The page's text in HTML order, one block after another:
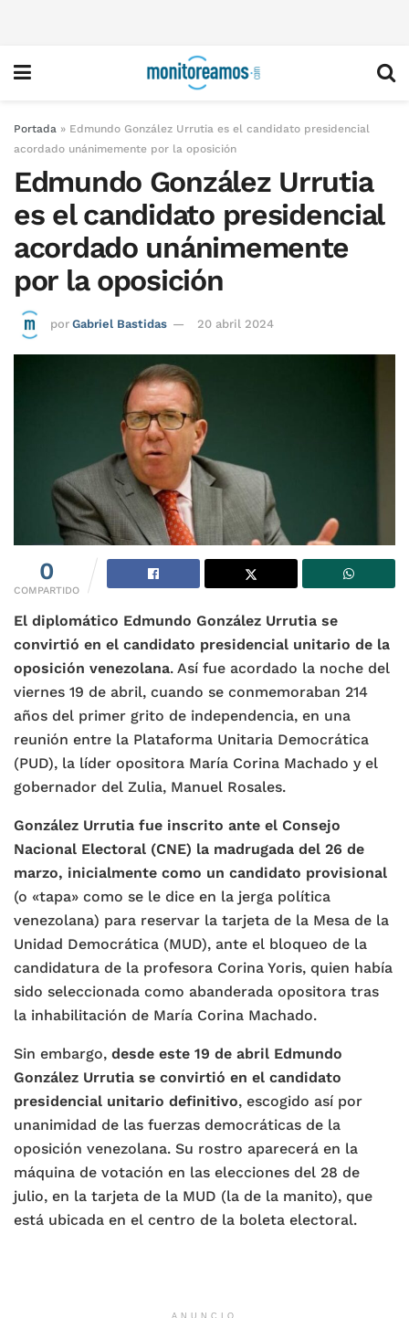
Portada » Edmundo González Urrutia es el candidato presidencial
acordado unánimemente por la oposición
Edmundo González Urrutia
es el candidato presidencial
acordado unánimemente
por la oposición
por Gabriel Bastidas 20 abril 2024
0
COMPARTIDO
El diplomático Edmundo González Urrutia se
convirtió en el candidato presidencial unitario de la
oposición venezolana. Así fue acordado la noche del
viernes 19 de abril, cuando se conmemoraban 214
años del primer grito de independencia, en una
reunión entre la Plataforma Unitaria Democrática
(PUD), la líder opositora María Corina Machado y el
gobernador del Zulia, Manuel Rosales.
González Urrutia fue inscrito ante el Consejo
Nacional Electoral (CNE) la madrugada del 26 de
marzo, inicialmente como un candidato provisional
(o «tapa» como se le dice en la jerga política
venezolana) para reservar la tarjeta de la Mesa de la
Unidad Democrática (MUD), ante el bloqueo de la
candidatura de la profesora Corina Yoris, quien había
sido seleccionada como abanderada opositora tras
la inhabilitación de María Corina Machado.
Sin embargo, desde este 19 de abril Edmundo
González Urrutia se convirtió en el candidato
presidencial unitario definitivo, escogido así por
unanimidad de las fuerzas democráticas de la
oposición venezolana. Su rostro aparecerá en la
máquina de votación en las elecciones del 28 de
julio, en la tarjeta de la MUD (la de la manito), que
está ubicada en el centro de la boleta electoral.
ANUNCIO